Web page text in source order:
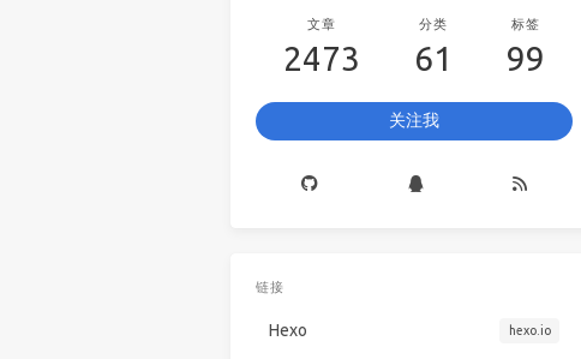
文章
2473
分类
61
标签
99
关注我
链接
Hexo hexo.io